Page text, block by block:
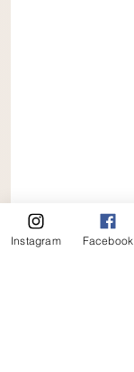
Instagram Facebook